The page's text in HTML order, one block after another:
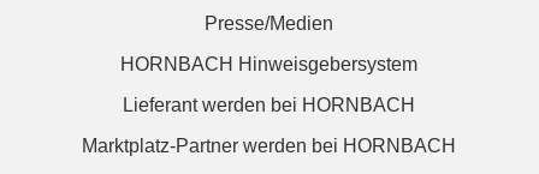
Presse/Medien
HORNBACH Hinweisgebersystem
Lieferant werden bei HORNBACH
Marktplatz-Partner werden bei HORNBACH